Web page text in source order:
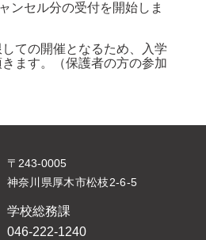
ンセル分の受付を開始しま
ての開催となるため、入学
ます。（保護者の方の参加
〒243-0005
神奈川県厚木市松枝2-6-5
学校総務課
046-222-1240